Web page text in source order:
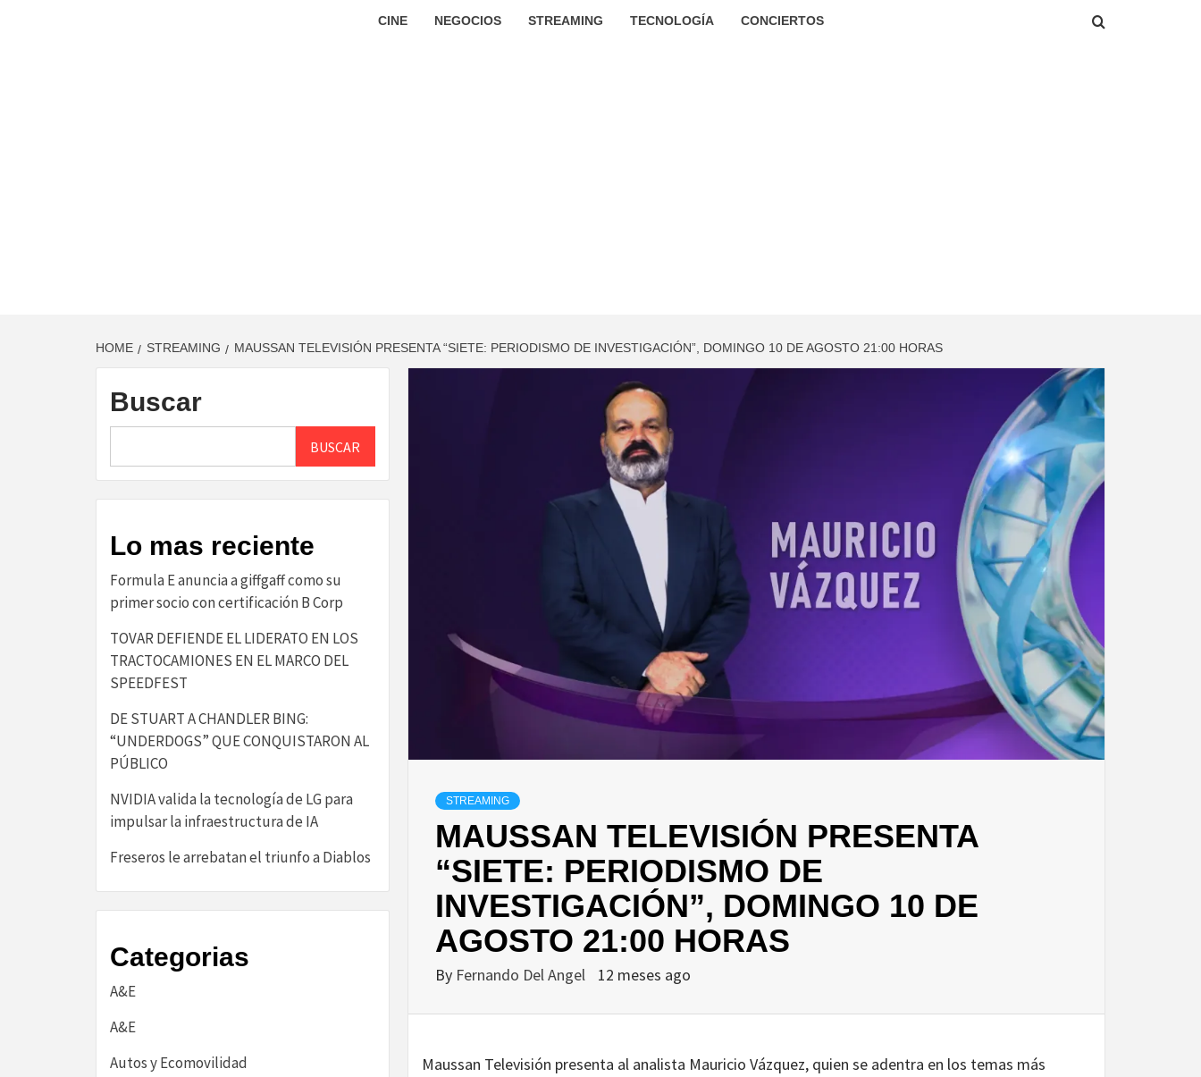
CINE NEGOCIOS STREAMING TECNOLOGÍA CONCIERTOS
HOME STREAMING MAUSSAN TELEVISIÓN PRESENTA “SIETE: PERIODISMO DE INVESTIGACIÓN”, DOMINGO 10 DE AGOSTO 21:00 HORAS
STREAMING
MAUSSAN TELEVISIÓN PRESENTA
“SIETE: PERIODISMO DE
INVESTIGACIÓN”, DOMINGO 10 DE
AGOSTO 21:00 HORAS
By Fernando Del Angel 12 meses ago
Maussan Televisión presenta al analista Mauricio Vázquez, quien se adentra en los temas más
Buscar
BUSCAR
Lo mas reciente
​Formula E anuncia a giffgaff como su
primer socio con certificación B Corp​
TOVAR DEFIENDE EL LIDERATO EN LOS
TRACTOCAMIONES EN EL MARCO DEL
SPEEDFEST
DE STUART A CHANDLER BING:
“UNDERDOGS” QUE CONQUISTARON AL
PÚBLICO
NVIDIA valida la tecnología de LG para
impulsar la infraestructura de IA
Freseros le arrebatan el triunfo a Diablos
Categorias
A&E
A&E
Autos y Ecomovilidad